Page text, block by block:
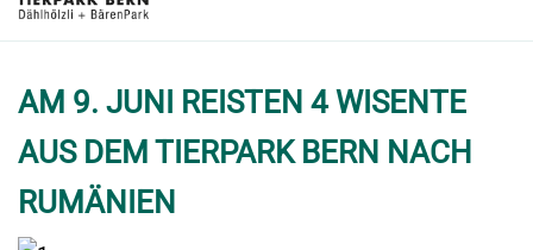
Tierpark Bern nach Rumänien
AM 9. JUNI REISTEN 4 WISENTE
AUS DEM TIERPARK BERN NACH
RUMÄNIEN